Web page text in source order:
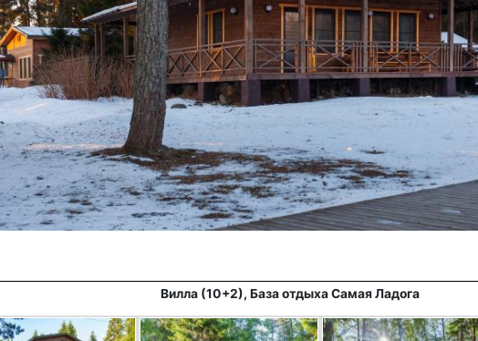
Вилла (10+2), База отдыха Самая Ладога